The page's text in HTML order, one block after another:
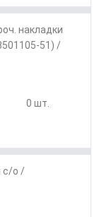
накладки
51) /
0 шт.
с/о /